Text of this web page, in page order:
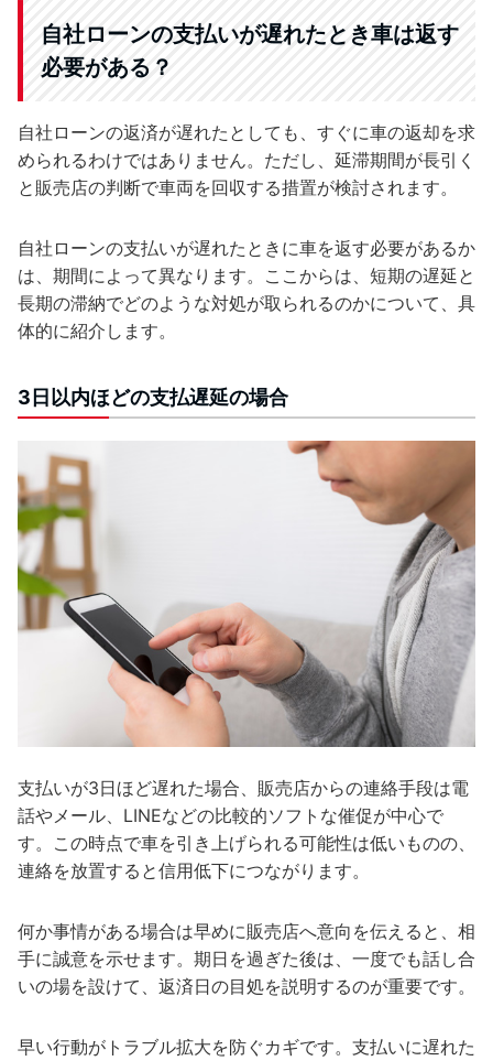
自社ローンの支払いが遅れたとき車は返す
必要がある？
自社ローンの返済が遅れたとしても、すぐに車の返却を求
められるわけではありません。ただし、延滞期間が長引く
と販売店の判断で車両を回収する措置が検討されます。
自社ローンの支払いが遅れたときに車を返す必要があるか
は、期間によって異なります。ここからは、短期の遅延と
長期の滞納でどのような対処が取られるのかについて、具
体的に紹介します。
3日以内ほどの支払遅延の場合
支払いが3日ほど遅れた場合、販売店からの連絡手段は電
話やメール、LINEなどの比較的ソフトな催促が中心で
す。この時点で車を引き上げられる可能性は低いものの、
連絡を放置すると信用低下につながります。
何か事情がある場合は早めに販売店へ意向を伝えると、相
手に誠意を示せます。期日を過ぎた後は、一度でも話し合
いの場を設けて、返済日の目処を説明するのが重要です。
早い行動がトラブル拡大を防ぐカギです。支払いに遅れた